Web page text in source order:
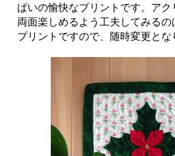
ぱいの愉快なプリントです。アク
両面楽しめるよう工夫してみる
プリントですので、随時変更とな